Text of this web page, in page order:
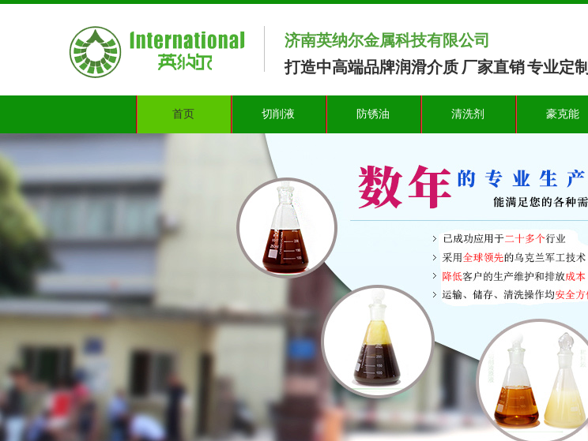
济南英纳尔金属科技有限公司
打造中高端品牌润滑介质 厂家直销 专业定制
首页 切削液 防锈油 清洗剂 豪克能